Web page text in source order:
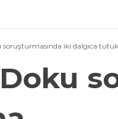
iki dalgıca